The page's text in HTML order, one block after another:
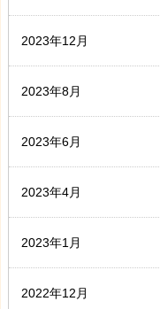
2023年12月
2023年8月
2023年6月
2023年4月
2023年1月
2022年12月